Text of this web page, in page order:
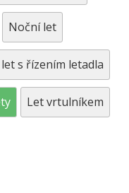
Noční let
s řízením letadla
Let vrtulníkem